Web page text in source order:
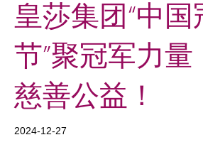
皇莎集团​“中国
节”聚冠军力量
慈善公益！
2024-12-27